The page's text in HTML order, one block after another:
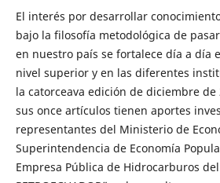
El interés por desarrollar
bajo la filosofía metodológica de
en nuestro país se fortalece día a día
nivel superior y en las diferentes
la catorceava edición de diciembre de
sus once artículos tienen aportes
representantes del Ministerio de
Superintendencia de Economía
Empresa Pública de Hidrocarburos del